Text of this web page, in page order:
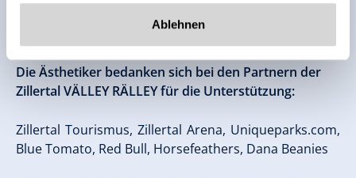
Ablehnen
Die Ästhetiker bedanken sich bei den Partnern der
Zillertal VÄLLEY RÄLLEY für die Unterstützung:
Zillertal Tourismus, Zillertal Arena, Uniqueparks.com,
Blue Tomato, Red Bull, Horsefeathers, Dana Beanies